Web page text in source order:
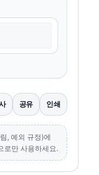
공유 인쇄
, 예외 규정)에
로만 사용하세요.